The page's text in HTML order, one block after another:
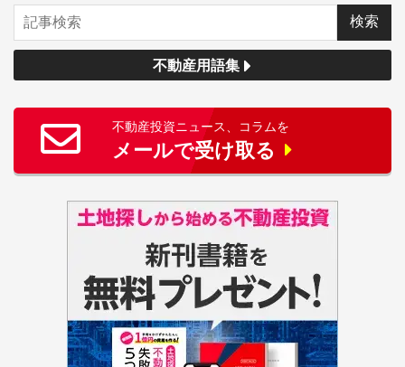
不動産用語集
不動産投資ニュース、コラムを
メールで受け取る